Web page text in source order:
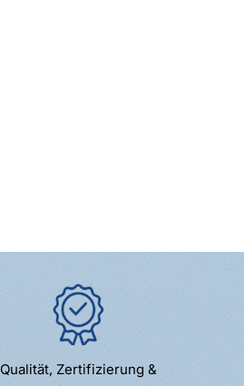
Qualität, Zertifizierung &